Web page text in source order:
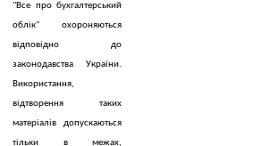
"Все про бухгалтерський
облік" охороняються
відповідно до
законодавства України.
Використання,
відтворення таких
матеріалів допускаються
тільки в межах,